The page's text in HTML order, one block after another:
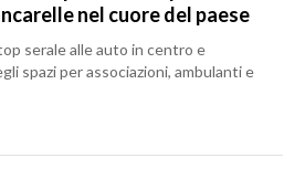
nel cuore del paese
serale alle auto in centro e
spazi per associazioni, ambulanti e